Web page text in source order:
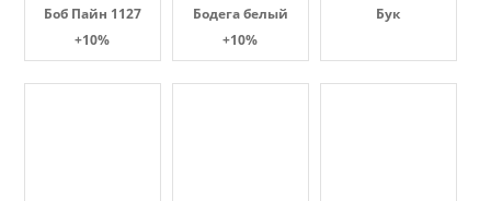
Боб Пайн 1127
+10%
Бодега белый
+10%
Бук